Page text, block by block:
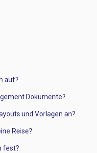
auf?
Dokumente?
und Vorlagen an?
Reise?
fest?